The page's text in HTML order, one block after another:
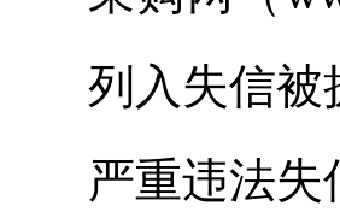
列入失信被
严重违法